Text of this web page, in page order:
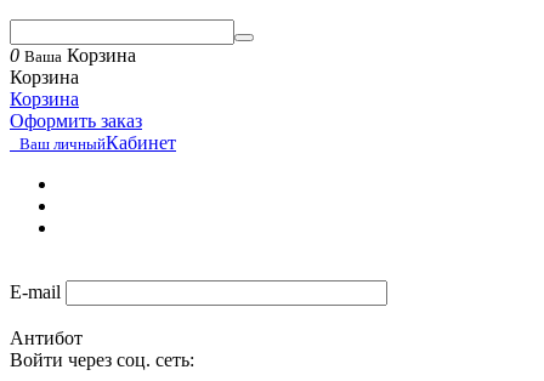
0 Ваша Корзина
Корзина
Корзина
Оформить заказ
Ваш личныйКабинет
E-mail
Антибот
Войти через соц. сеть: